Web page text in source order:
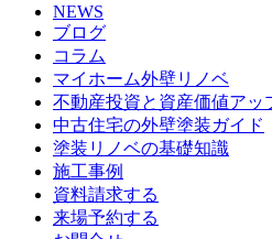
NEWS
ブログ
コラム
マイホーム外壁リノベ
不動産投資と資産価値アッ
中古住宅の外壁塗装ガイド
塗装リノベの基礎知識
施工事例
資料請求する
来場予約する